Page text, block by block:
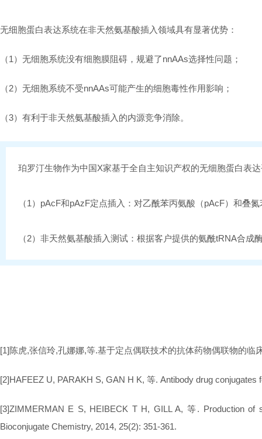
无细胞蛋白表达系统在非天然氨基酸插入领域具有显著优势：
（1） 无细胞系统没有细胞膜阻碍，规避了nnAAs选择性问题；
（2）无细胞系统不受nnAAs可能产生的细胞毒性作用影响；
（3）有利于非天然氨基酸插入的内源竞争消除。
珀罗汀生物作为中国X家基于全自主知识产权的无细胞蛋白表
（1）pAcF和pAzF定点插入： 对乙酰苯丙氨酸（pAcF）和叠
（2）非天然氨基酸插入测试： 根据客户提供的氨酰tRNA合成
[1]陈虎,张信玲,孔娜娜,等.基于定点偶联技术的抗体药物偶联物的临
[2]HAFEEZ U, PARAKH S, GAN H K, 等. Antibody drug
[3]ZIMMERMAN E S, HEIBECK T H, GILL A, 等. Production of
Bioconjugate Chemistry, 2014, 25(2): 351-361.